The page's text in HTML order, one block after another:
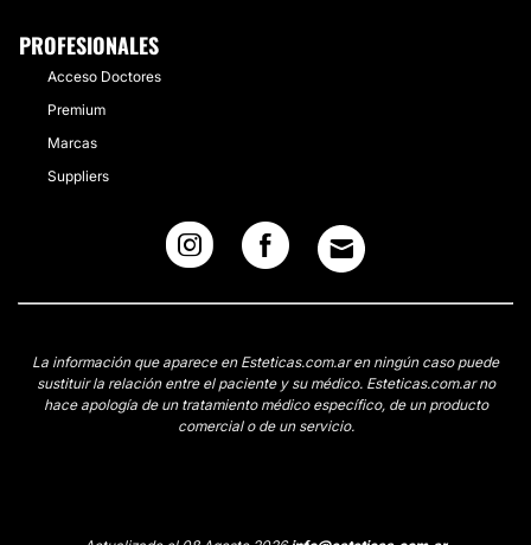
PROFESIONALES
Acceso Doctores
Premium
Marcas
Suppliers
La información que aparece en Esteticas.com.ar en ningún caso puede
sustituir la relación entre el paciente y su médico. Esteticas.com.ar no
hace apología de un tratamiento médico específico, de un producto
comercial o de un servicio.